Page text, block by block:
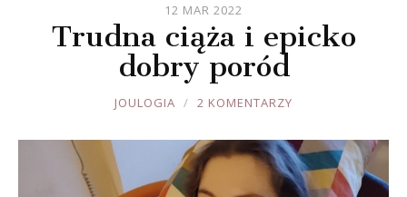
12 MAR 2022
Trudna ciąża i epicko
dobry poród
JOULE
JOULOGIA 2 KOMENTARZY